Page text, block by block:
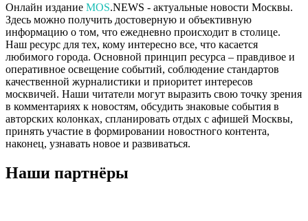
Онлайн издание MOS.NEWS - актуальные новости Москвы.
Здесь можно получить достоверную и объективную
информацию о том, что ежедневно происходит в столице.
Наш ресурс для тех, кому интересно все, что касается
любимого города. Основной принцип ресурса – правдивое и
оперативное освещение событий, соблюдение стандартов
качественной журналистики и приоритет интересов
москвичей. Наши читатели могут выразить свою точку зрения
в комментариях к новостям, обсудить знаковые события в
авторских колонках, спланировать отдых с афишей Москвы,
принять участие в формировании новостного контента,
наконец, узнавать новое и развиваться.
Наши партнёры